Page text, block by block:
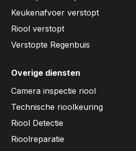
Keukenafvoer verstopt
Riool verstopt
Verstopte Regenbuis
Overige diensten
Camera inspectie riool
Technische rioolkeuring
Riool Detectie
Rioolreparatie